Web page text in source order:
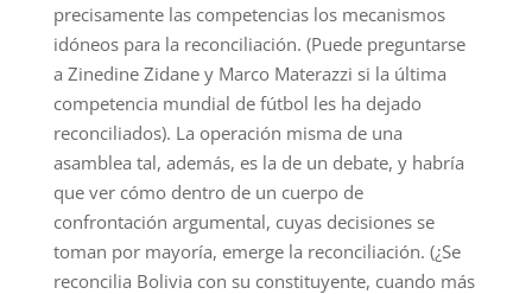
precisamente las competencias los mecanismos
idóneos para la reconciliación. (Puede preguntarse
a Zinedine Zidane y Marco Materazzi si la última
competencia mundial de fútbol les ha dejado
reconciliados). La operación misma de una
asamblea tal, además, es la de un debate, y habría
que ver cómo dentro de un cuerpo de
confrontación argumental, cuyas decisiones se
toman por mayoría, emerge la reconciliación. (¿Se
reconcilia Bolivia con su constituyente, cuando más